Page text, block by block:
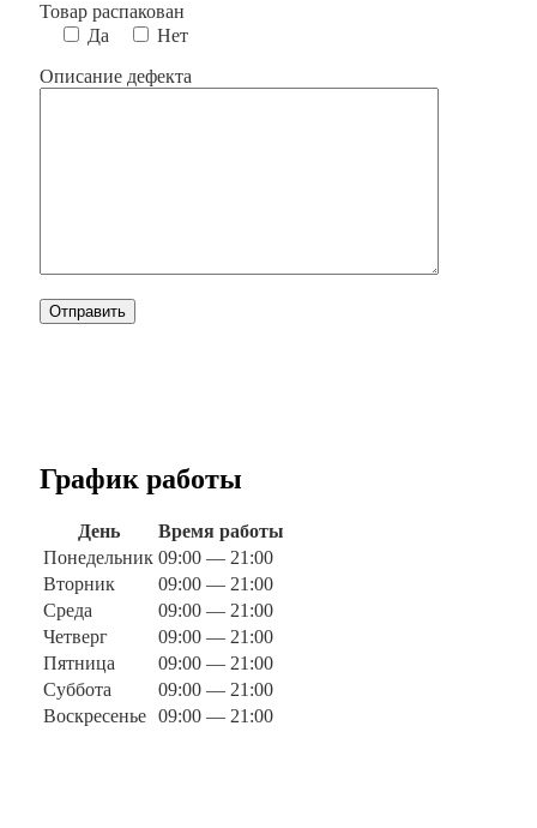
Товар распакован
Да
Нет
Описание дефекта
График работы
День
Время работы
Понедельник 09:00 — 21:00
Вторник
09:00 — 21:00
Среда
09:00 — 21:00
Четверг
09:00 — 21:00
Пятница
09:00 — 21:00
Суббота
09:00 — 21:00
Воскресенье 09:00 — 21:00